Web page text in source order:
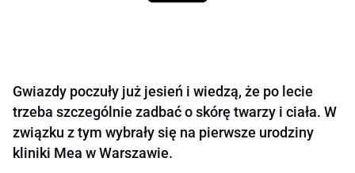
Gwiazdy poczuły już jesień i wiedzą, że po lecie
trzeba szczególnie zadbać o skórę twarzy i ciała. W
związku z tym wybrały się na pierwsze urodziny
kliniki Mea w Warszawie.